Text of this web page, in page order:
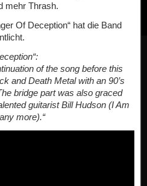
mehr Thrash.
Of Deception“ hat die Band
of the song before this
and Death Metal with an 90’s
bridge part was also graced
guitarist Bill Hudson (I Am
more).“